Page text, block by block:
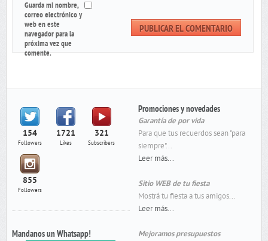
Guarda mi nombre,
correo electrónico y
web en este
navegador para la
próxima vez que
comente.
154
Followers
1721
Likes
321
Subscribers
855
Followers
Mandanos un Whatsapp!
Promociones y novedades
Garantía de por vida
Para que tus recuerdos sean "para
siempre"...
Leer más...
Sitio WEB de tu fiesta
Mostrá tu fiesta a tus amigos...
Leer más...
Mejoramos presupuestos